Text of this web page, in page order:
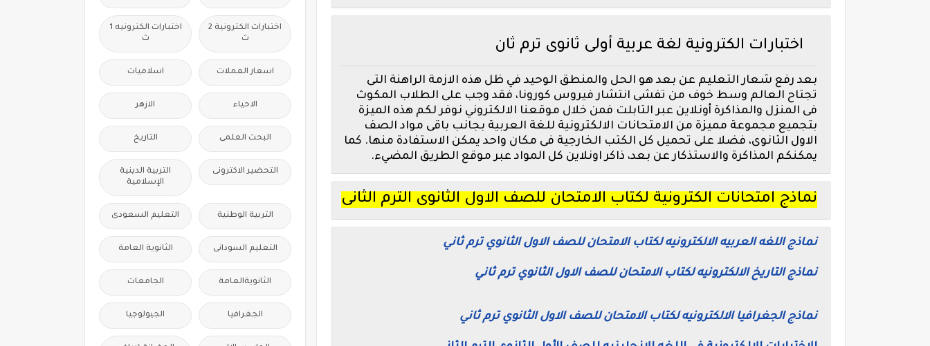
اختبارات الكترونية لغة عربية أولى ثانوى ترم ثان
بعد رفع شعار التعليم عن بعد هو الحل والمنطق الوحيد في ظل هذه الازمة الراهنة التى
تجتاح العالم وسط خوف من تفشى انتشار فيروس كورونا، فقد وجب على الطلاب المكوث
فى المنزل والمذاكرة أونلاين عبر التابلت فمن خلال موقعنا الالكتروني نوفر لكم هذه الميزة
بتجميع مجموعة مميزة من الامتحانات الالكترونية للغة العربية بجانب باقى مواد الصف
الاول الثانوى، فضلا على تحميل كل الكتب الخارجية فى مكان واحد يمكن الاستفادة منها. كما
يمكنكم المذاكرة والاستذكار عن بعد، ذاكر اونلاين كل المواد عبر موقع الطريق المضيء.
نماذج امتحانات الكترونية لكتاب الامتحان للصف الاول الثانوى الترم الثانى
نماذج اللغه العربيه الالكترونيه لكتاب الامتحان للصف الاول الثانوي ترم ثاني
نماذج التاريخ الالكترونيه لكتاب الامتحان للصف الاول الثانوي ترم ثاني
نماذج الجغرافيا الالكترونيه لكتاب الامتحان للصف الاول الثانوي ترم ثاني
اختبارات الكترونية 2
ث
اختبارات الكترونيه 1
ث
اسعار العملات اسلاميات
الاحياء الازهر
البحث العلمى التاريخ
التحضير الاكترونى
التربية الدينية
الإسلامية
التربية الوطنية التعليم السعودى
التعليم السودانى الثانوية العامة
الثانويةالعامة الجامعات
الجغرافيا الجيولوجيا